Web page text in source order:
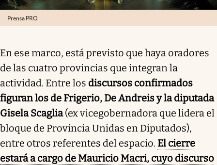
Prensa PRO
En ese marco, está previsto que haya oradores
de las cuatro provincias que integran la
actividad. Entre los discursos confirmados
figuran los de Frigerio, De Andreis y la diputada
Gisela Scaglia(ex vicegobernadora que lidera el
bloque de Provincia Unidas en Diputados),
entre otros referentes del espacio. El cierre
estará a cargo de Mauricio Macri, cuyo discurso